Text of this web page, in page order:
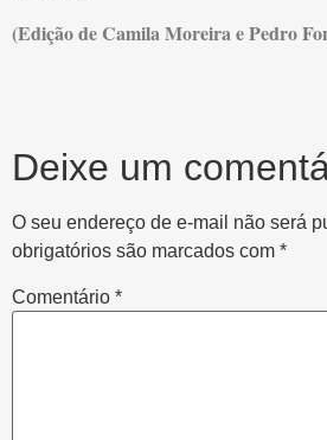
(Edição de Camila Moreira e Pedro
Deixe um
O seu endereço de e-mail não será
obrigatórios são marcados com *
Comentário *